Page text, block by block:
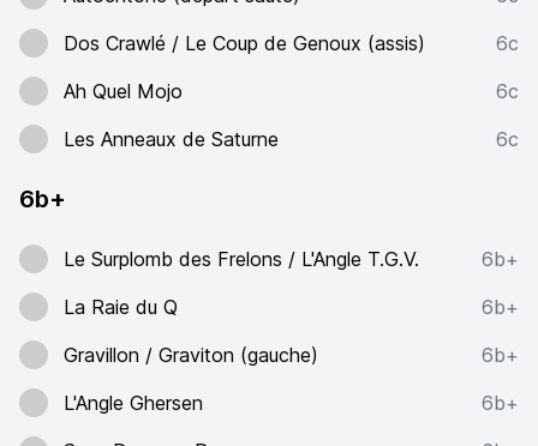
Dos Crawlé / Le Coup de Genoux (assis)
6c
Ah Quel Mojo
6c
Les Anneaux de Saturne
6c
6b+
Le Surplomb des Frelons / L'Angle T.G.V.
6b+
La Raie du Q
6b+
Gravillon / Graviton (gauche)
6b+
L'Angle Ghersen
6b+